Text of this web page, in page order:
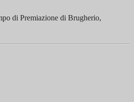
di Premiazione di Brugherio,